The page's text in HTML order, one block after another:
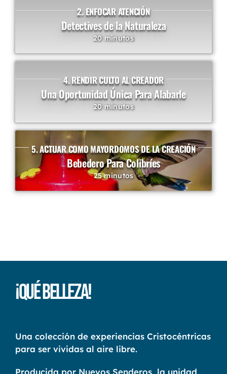
2. ENFOCAR ATENCIÓN
Detectives de la Naturaleza
20 minutos
4. RENDIR CULTO AL CREADOR
Una Oportunidad Única Para Alabarle
20 minutos
5. ACTUAR COMO MAYORDOMOS DE LA CREACIÓN
Bebedero Para Colibríes
25 minutos
¡Qué Belleza!
Una colección de experiencias Cristocéntricas
para ser vividas al aire libre.